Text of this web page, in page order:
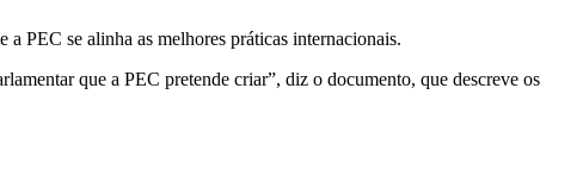
PEC se alinha as melhores práticas internacionais.
que a PEC pretende criar”, diz o documento, que descreve os